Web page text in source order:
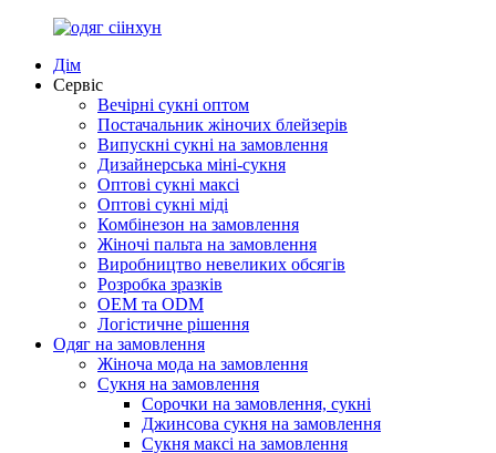
Дім
Сервіс
Вечірні сукні оптом
Постачальник жіночих блейзерів
Випускні сукні на замовлення
Дизайнерська міні-сукня
Оптові сукні максі
Оптові сукні міді
Комбінезон на замовлення
Жіночі пальта на замовлення
Виробництво невеликих обсягів
Розробка зразків
OEM та ODM
Логістичне рішення
Одяг на замовлення
Жіноча мода на замовлення
Сукня на замовлення
Сорочки на замовлення, сукні
Джинсова сукня на замовлення
Сукня максі на замовлення